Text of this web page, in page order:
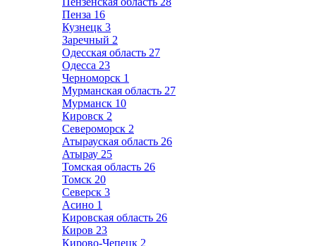
Пенза 16
Кузнецк 3
Заречный 2
Одесская область 27
Одесса 23
Черноморск 1
Мурманская область 27
Мурманск 10
Кировск 2
Североморск 2
Атырауская область 26
Атырау 25
Томская область 26
Томск 20
Северск 3
Асино 1
Кировская область 26
Киров 23
Кирово-Чепецк 2